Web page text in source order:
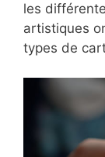
les
artistiques
types de